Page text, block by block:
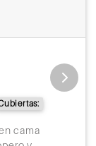
cama